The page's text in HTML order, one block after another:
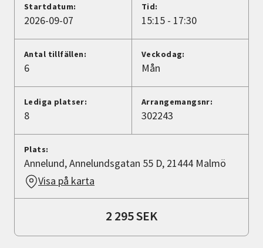
Avdelningar
Lyssna
Startdatum:
2026-09-07
Tid:
15:15 - 17:30
Antal tillfällen:
6
Veckodag:
Mån
Lediga platser:
8
Arrangemangsnr:
302243
Plats:
Annelund, Annelundsgatan 55 D, 21444 Malmö
Visa på karta
2 295 SEK